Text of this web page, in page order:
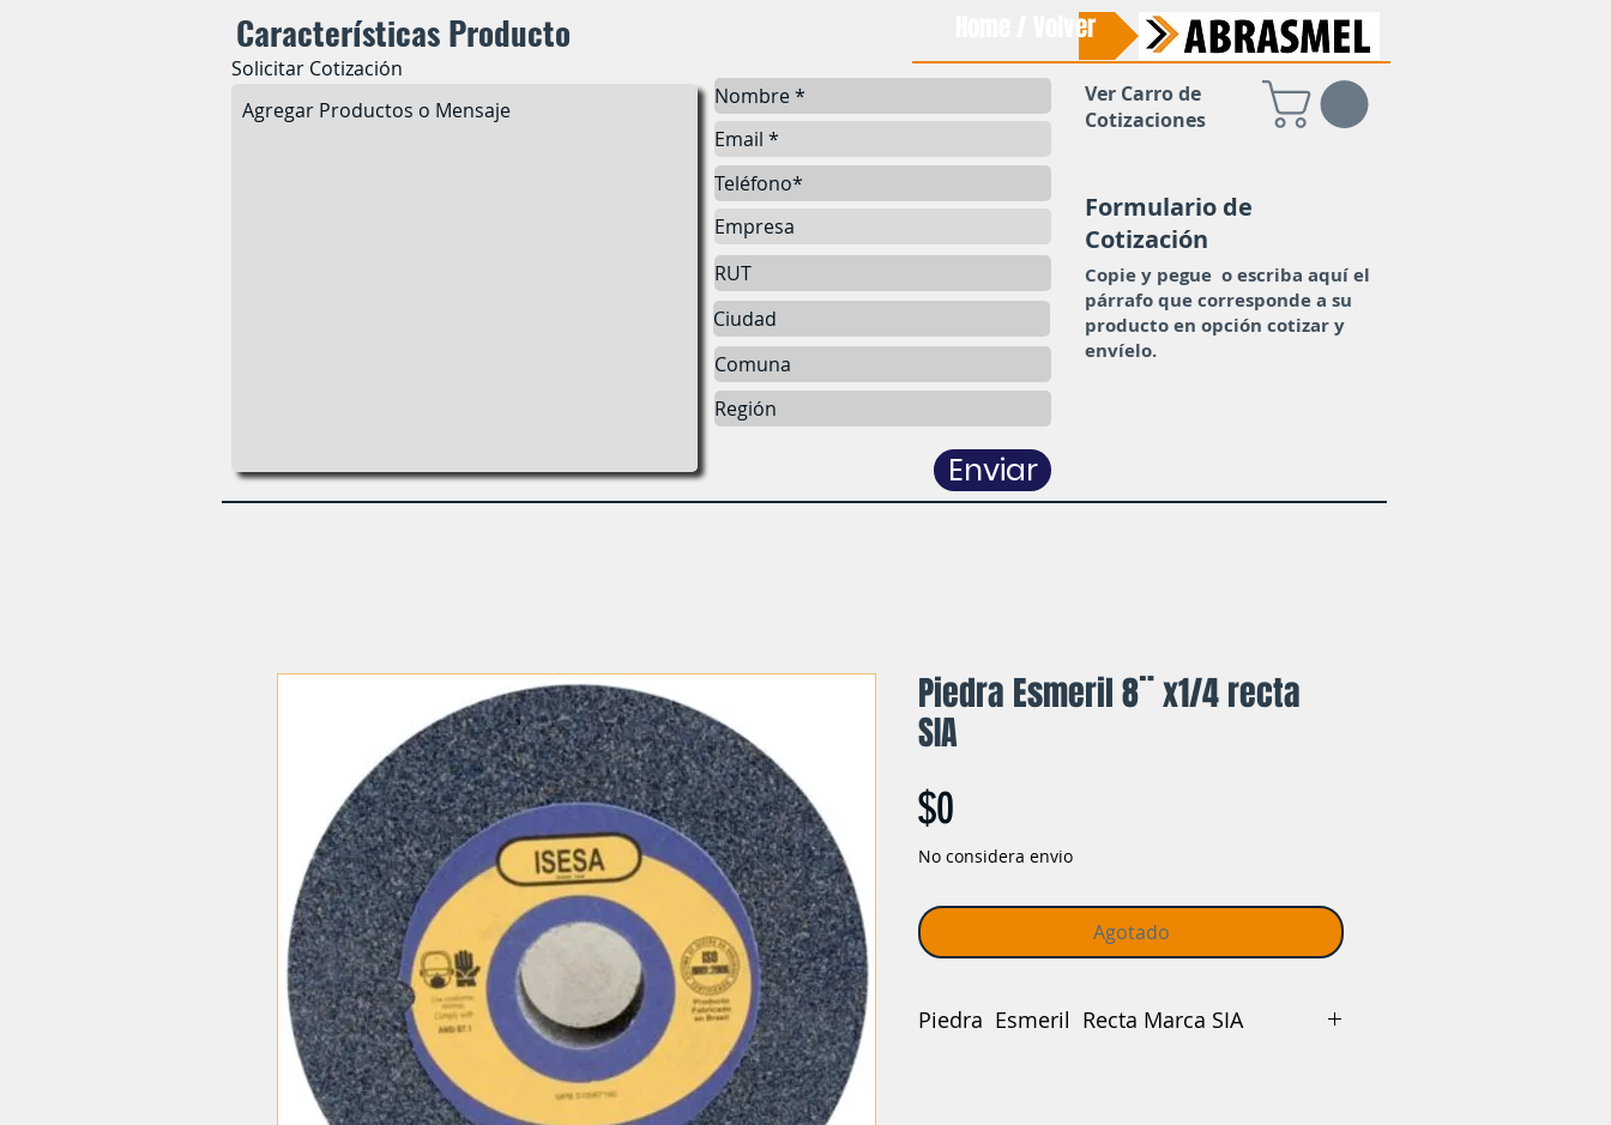
Características Producto Home / Volver
Solicitar Cotización
Enviar
Ver Carro de
Cotizaciones
Formulario de
Cotización
Copie y pegue o escriba aquí el
párrafo que corresponde a su
producto en opción cotizar y
envíelo.
Piedra Esmeril 8¨ x1/4 recta
SIA
$0
No considera envio
Agotado
Piedra Esmeril Recta Marca SIA